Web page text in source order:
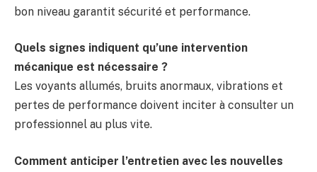
bon niveau garantit sécurité et performance.
Quels signes indiquent qu’une intervention
mécanique est nécessaire ?
Les voyants allumés, bruits anormaux, vibrations et
pertes de performance doivent inciter à consulter un
professionnel au plus vite.
Comment anticiper l’entretien avec les nouvelles